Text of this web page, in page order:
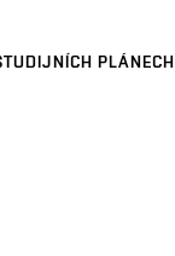
PLÁNECH